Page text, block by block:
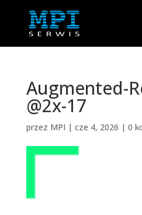
Augmented-
@2x-17
przez MPI | cze 4, 2026 | 0